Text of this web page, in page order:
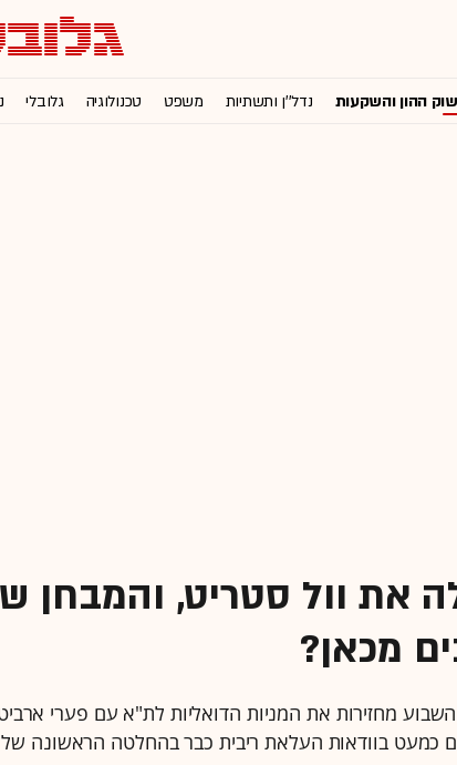
שוק ההון והשקעות נדל''ן ותשתיות משפט טכנולוגיה גלובלי
את וול סטריט, והמבחן
מכאן?
מחזירות את המניות הדואליות לת"א עם פערי
כמעט בוודאות העלאת ריבית כבר בהחלטה הראשונה